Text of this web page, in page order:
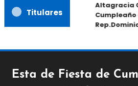
Titulares
Altagracia
Cumpleaño
Esta de Fiesta de